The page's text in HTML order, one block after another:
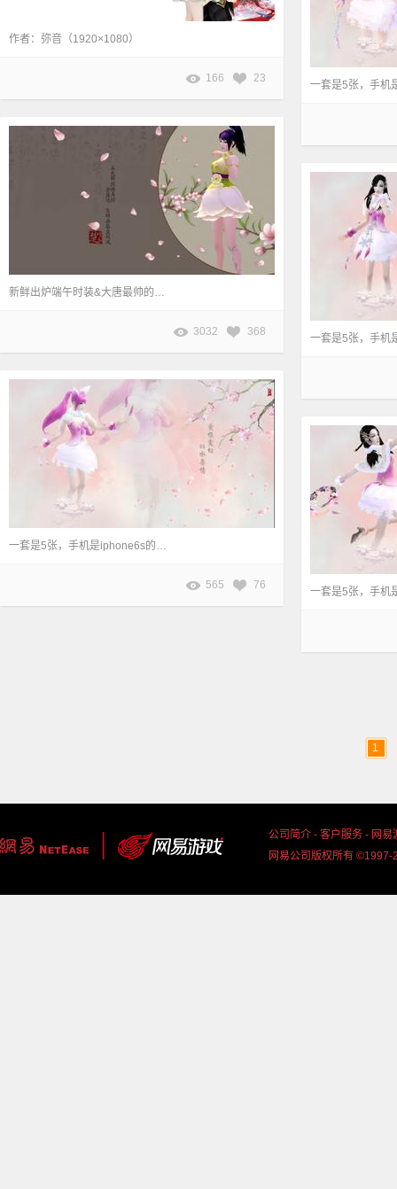
作者：弥音（1920×1080）
166 23
新鲜出炉端午时装&大唐最帅的矮子一枚。 尺寸：1600*900 作者：楚·晴衣 原帖地址：http://dtws.netease.com/thread-879565-1-6.html
3032 368
一套是5张，手机是iphone6s的尺寸750*1344的，电脑是1366*768的~ 作者：丶丸子丶
565 76
1
公司简介 - 客户服务 - 网易
网易公司版权所有